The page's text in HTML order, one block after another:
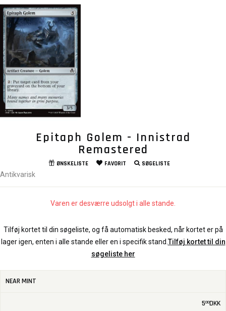
Epitaph Golem - Innistrad
Remastered
ØNSKELISTE FAVORIT SØGELISTE
Antikvarisk
Varen er desværre udsolgt i alle stande.
Tilføj kortet til din søgeliste, og få automatisk besked, når kortet er på
lager igen, enten i alle stande eller en i specifik stand.Tilføj kortet til din
søgeliste her
NEAR MINT
500DKK